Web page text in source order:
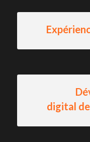
digital